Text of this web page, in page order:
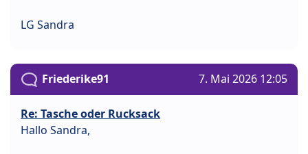
LG Sandra
Friederike91 7. Mai 2026 12:05
Re: Tasche oder Rucksack
Hallo Sandra,